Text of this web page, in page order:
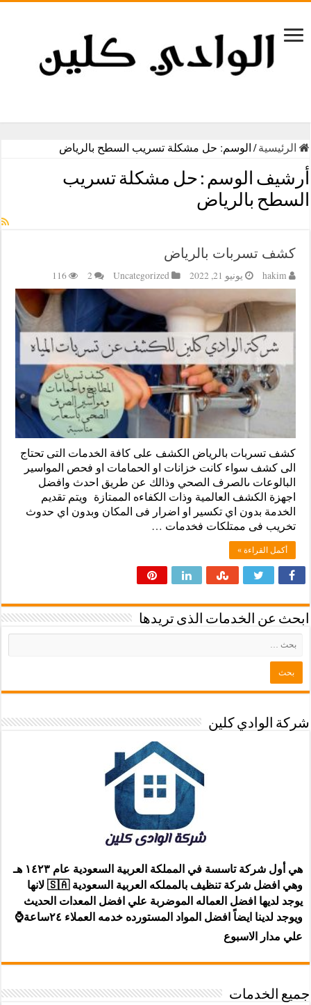
الرئيسية/ الوسم: حل مشكلة تسريب السطح بالرياض
أرشيف الوسم : حل مشكلة تسريب
السطح بالرياض
كشف تسربات بالرياض
hakim يونيو 21, 2022 Uncategorized
2
116
كشف تسربات بالرياض الكشف على كافة الخدمات التى تحتاج
الى كشف سواء كانت خزانات او الحمامات او فحص المواسير
البالوعات ىالصرف الصحي وذالك عن طريق احدث وافضل
اجهزة الكشف العالمية وذات الكفاءه الممتازة ويتم تقديم
الخدمة بدون اي تكسير او اضرار فى المكان وبدون اي حدوث
تخريب فى ممتلكات فخدمات …
أكمل القراءة »
ابحث عن الخدمات الذى تريدها
شركة الوادي كلين
هي أول شركة تاسسة في المملكة العربية السعودية عام ١٤٢٣ هـ
وهي افضل شركة تنظيف بالمملكه العربية السعودية 🇸🇦 لانها
يوجد لديها افضل العماله الموضربة علي افضل المعدات الحديث
ويوجد لدينا ايضاً افضل المواد المستورده خدمه العملاء ٢٤ساعة⌚
علي مدار الاسبوع
جميع الخدمات